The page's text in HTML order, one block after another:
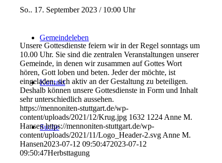
Gemeindeleben
Kontakt
Suche
So.. 17. September 2023 / 10:00 Uhr
Unsere Gottesdienste feiern wir in der Regel sonntags um
10.00 Uhr. Sie sind die zentralen Veranstaltungen unserer
Gemeinde, in denen wir zusammen auf Gottes Wort
hören, Gott loben und beten. Jeder der möchte, ist
eingeladen, sich aktiv an der Gestaltung zu beteiligen.
Deshalb können unsere Gottesdienste in Form und Inhalt
sehr unterschiedlich aussehen.
https://mennoniten-stuttgart.de/wp-
content/uploads/2021/12/Krug.jpg 1632 1224 Anne M.
Hansen https://mennoniten-stuttgart.de/wp-
content/uploads/2021/11/Logo_Header-2.svg Anne M.
Hansen2023-07-12 09:50:472023-07-12
09:50:47Herbsttagung